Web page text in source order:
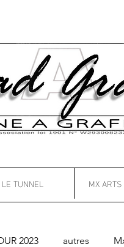
LE TUNNEL MX
2023 autres